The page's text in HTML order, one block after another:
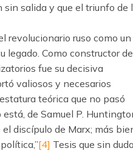
salida y que el triunfo de
revolucionario ruso como un
legado. Como constructor
fue su decisiva
valiosos y necesarios
teórica que no pasó
de Samuel P.
discípulo de Marx; más
[4] Tesis que sin